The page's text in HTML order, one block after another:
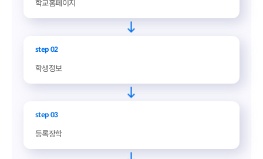
학교홈페이지
step 02
학생정보
step 03
등록장학